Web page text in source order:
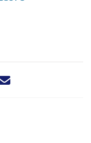
nieuwsbericht via X -
dit nieuwsbericht via
dit nieuwsbericht
Deel dit